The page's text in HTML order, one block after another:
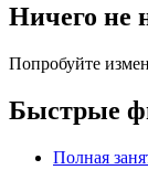
Ничего не
Попробуйте
Быстрые
Полная